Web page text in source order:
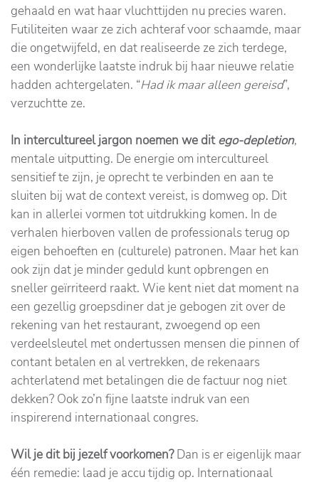
gehaald en wat haar vluchttijden nu precies waren.
Futiliteiten waar ze zich achteraf voor schaamde, maar
die ongetwijfeld, en dat realiseerde ze zich terdege,
een wonderlijke laatste indruk bij haar nieuwe relatie
hadden achtergelaten. “Had ik maar alleen gereisd”,
verzuchtte ze.
In intercultureel jargon noemen we ditego-depletion,
mentale uitputting. De energie om intercultureel
sensitief te zijn, je oprecht te verbinden en aan te
sluiten bij wat de context vereist, is domweg op. Dit
kan in allerlei vormen tot uitdrukking komen. In de
verhalen hierboven vallen de professionals terug op
eigen behoeften en (culturele) patronen. Maar het kan
ook zijn dat je minder geduld kunt opbrengen en
sneller geïrriteerd raakt. Wie kent niet dat moment na
een gezellig groepsdiner dat je gebogen zit over de
rekening van het restaurant, zwoegend op een
verdeelsleutel met ondertussen mensen die pinnen of
contant betalen en al vertrekken, de rekenaars
achterlatend met betalingen die de factuur nog niet
dekken? Ook zo’n fijne laatste indruk van een
inspirerend internationaal congres.
Wil je dit bij jezelf voorkomen?Dan is er eigenlijk maar
één remedie: laad je accu tijdig op. Internationaal